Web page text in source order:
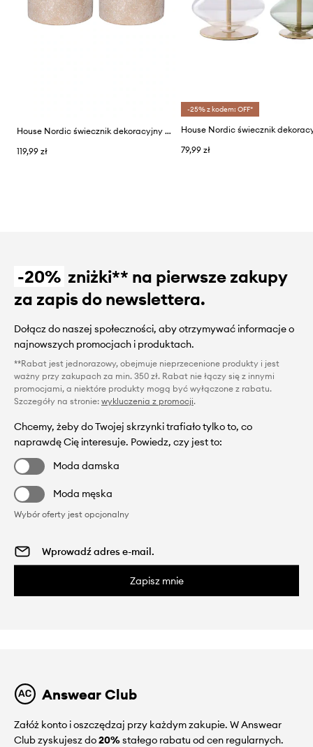
House Nordic świecznik dekoracyjny 2-pack
119,99 zł
-25% z kodem: OFF*
79,99 zł
-20% zniżki** na pierwsze zakupy
za zapis do newslettera.
Dołącz do naszej społeczności, aby otrzymywać informacje o
najnowszych promocjach i produktach.
**Rabat jest jednorazowy, obejmuje nieprzecenione produkty i jest
ważny przy zakupach za min. 350 zł. Rabat nie łączy się z innymi
promocjami, a niektóre produkty mogą być wyłączone z rabatu.
Szczegóły na stronie: wykluczenia z promocji.
Chcemy, żeby do Twojej skrzynki trafiało tylko to, co
naprawdę Cię interesuje. Powiedz, czy jest to:
Moda damska
Moda męska
Wybór oferty jest opcjonalny
Zapisz mnie
Answear Club
Załóż konto i oszczędzaj przy każdym zakupie. W Answear
Club zyskujesz do20%stałego rabatu od cen regularnych.